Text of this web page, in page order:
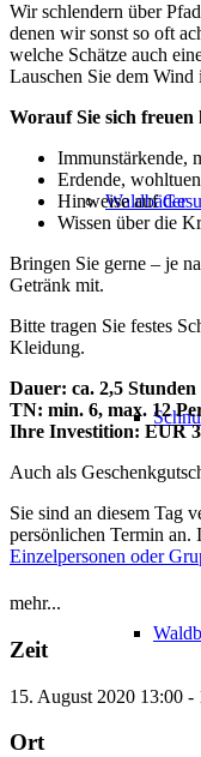
Waldbäder
Wir schlendern über
denen wir sonst so oft
welche Schätze auch
Lauschen Sie dem Wind
Worauf Sie sich freuen
Immunstärkende,
Erdende,
Hinweise auf
Wissen über die
Bringen Sie gerne – je
Getränk mit.
Bitte tragen Sie festes
Kleidung.
Dauer: ca. 2,5 Stunden
TN: min. 6, max. 12
Ihre Investition: EUR
Auch als
Sie sind an diesem Tag
persönlichen Termin an.
Einzelpersonen oder
mehr...
Zeit
15. August 2020 13:00 -
Ort